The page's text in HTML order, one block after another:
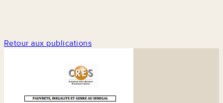
Retour aux publications